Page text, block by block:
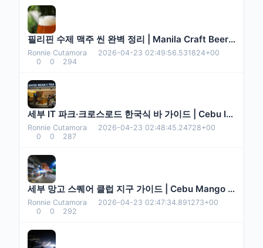
필리핀 수제 맥주 씬 완벽 정리 | Manila Craft Beer Guide
Ronnie Cutamora
2026-04-23 02:49:56.531824+00
0
0 294
세부 IT 파크·크로스로드 한국식 바 가이드 | Cebu IT Park & Crossroads
Ronnie Cutamora
2026-04-23 02:48:45.24728+00
0
0 287
세부 망고 스퀘어 클럽 지구 가이드 | Cebu Mango Square Nightlife
Ronnie Cutamora
2026-04-23 02:47:34.891273+00
0
0 292